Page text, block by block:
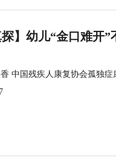
探】幼儿“金口难开
中国残疾人康复协会孤独